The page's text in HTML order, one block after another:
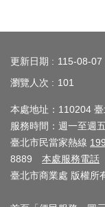
站
導
覽
回
首
頁
更新日期
115-08-07
瀏覽人次
101
本處地址：110204
服務時間：週一至週
臺北市民當家熱線
8889 本處服務電話
臺北市商業處 版權所